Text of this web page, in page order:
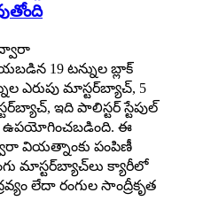
ద్వారా
19 టన్నుల బ్లాక్
ఎరుపు మాస్టర్‌బ్యాచ్, 5
ఇది పాలిస్టర్ స్టేపుల్
ఉపయోగించబడింది. ఈ
వియత్నాంకు పంపిణీ
మాస్టర్‌బ్యాచ్‌లు క్యారీలో
లేదా రంగుల సాంద్రీకృత